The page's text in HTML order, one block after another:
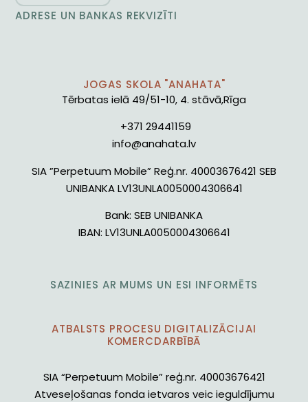
ADRESE UN BANKAS REKVIZĪTI
JOGAS SKOLA "ANAHATA"
Tērbatas ielā 49/51-10, 4. stāvā,Rīga
+371 29441159
info@anahata.lv
SIA ”Perpetuum Mobile” Reģ.nr. 40003676421 SEB
UNIBANKA LV13UNLA0050004306641
Bank: SEB UNIBANKA
IBAN: LV13UNLA0050004306641
SAZINIES AR MUMS UN ESI INFORMĒTS
ATBALSTS PROCESU DIGITALIZĀCIJAI
KOMERCDARBĪBĀ
SIA “Perpetuum Mobile” reģ.nr. 40003676421
Atveseļošanas fonda ietvaros veic ieguldījumu